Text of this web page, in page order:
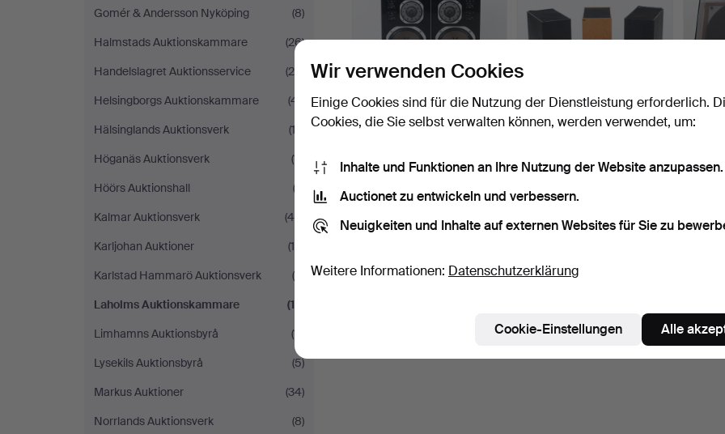
Gomér & Andersson Nyköping
(8)
Halmstads Auktionskammare
(26)
Handelslagret Auktionsservice
(29)
Helsingborgs Auktionskammare
(41)
Hälsinglands Auktionsverk
(13)
Höganäs Auktionsverk
(11)
Höörs Auktionshall
(3)
Kalmar Auktionsverk
(46)
Karljohan Auktioner
(15)
Karlstad Hammarö Auktionsverk
(5)
Laholms Auktionskammare
(12)
Limhamns Auktionsbyrå
(11)
Lysekils Auktionsbyrå
(5)
Markus Auktioner
(34)
Norrlands Auktionsverk
(8)
ZUBEHÖR.
8 Tage
528 USD
8 Tage
106 USD
8 Tage
Sie können auch inBeendete Auktionen aus unserem Archiv
Wir verwenden Cookies
Einige Cookies sind für die Nutzung der Dienstleistung erforderlich.
Cookies, die Sie selbst verwalten können, werden verwendet, um:
Inhalte und Funktionen an Ihre Nutzung der Website anzupassen.
Auctionet zu entwickeln und verbessern.
Neuigkeiten und Inhalte auf externen Websites für Sie zu
Weitere Informationen: Datenschutzerklärung
Cookie-Einstellungen Alle